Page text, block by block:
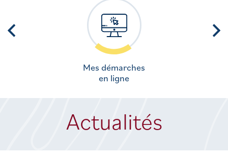
Mes démarches
en ligne
Actualités